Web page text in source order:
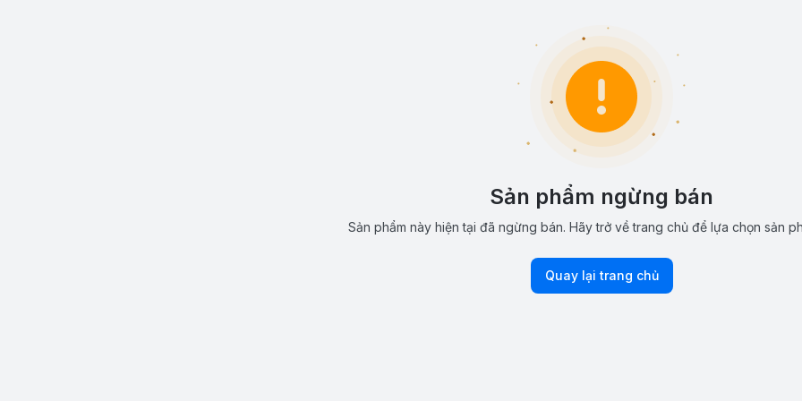
Sản phẩm ngừng bán
Sản phẩm này hiện tại đã ngừng bán. Hãy trở về trang chủ để lựa chọn sản
Quay lại trang chủ